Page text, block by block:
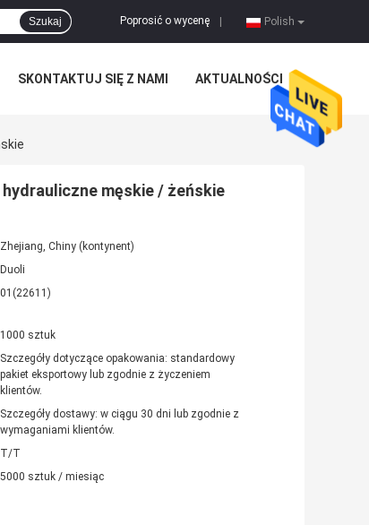
Polish
Poprosić o wycenę
Szukaj
SKONTAKTUJ SIĘ Z NAMI AKTUALNOŚCI
męskie / żeńskie
Zhejiang, Chiny (kontynent)
Duoli
01(22611)
1000 sztuk
Szczegóły dotyczące opakowania: standardowy
pakiet eksportowy lub zgodnie z życzeniem
klientów.
Szczegóły dostawy: w ciągu 30 dni lub zgodnie z
wymaganiami klientów.
T/T
5000 sztuk / miesiąc